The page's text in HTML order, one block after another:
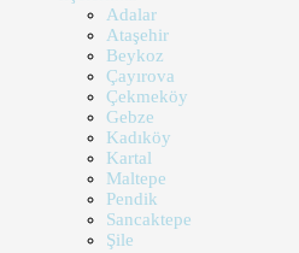
Adalar
Ataşehir
Beykoz
Çayırova
Çekmeköy
Gebze
Kadıköy
Kartal
Maltepe
Pendik
Sancaktepe
Şile